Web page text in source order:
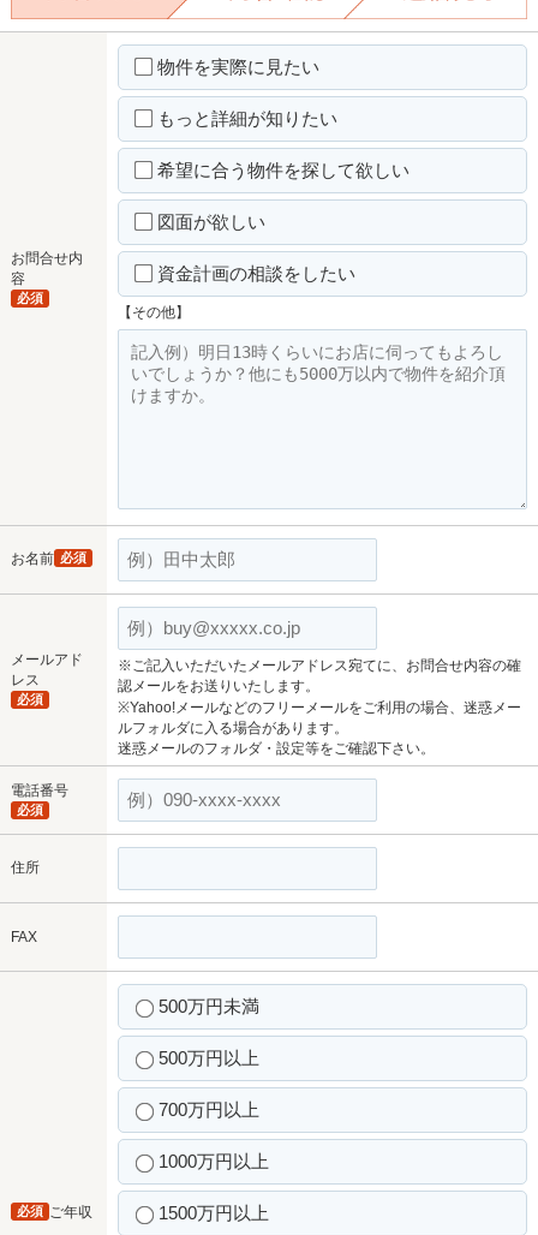
お問合せ内
容
必須
物件を実際に見たい
もっと詳細が知りたい
希望に合う物件を探して欲しい
図面が欲しい
資金計画の相談をしたい
【その他】
お名前 必須
メールアド
レス
必須
※ご記入いただいたメールアドレス宛てに、お問合せ内容の確
認メールをお送りいたします。
※Yahoo!メールなどのフリーメールをご利用の場合、迷惑メー
ルフォルダに入る場合があります。
迷惑メールのフォルダ・設定等をご確認下さい。
電話番号
必須
住所
FAX
ご年収
必須
500万円未満
500万円以上
700万円以上
1000万円以上
1500万円以上